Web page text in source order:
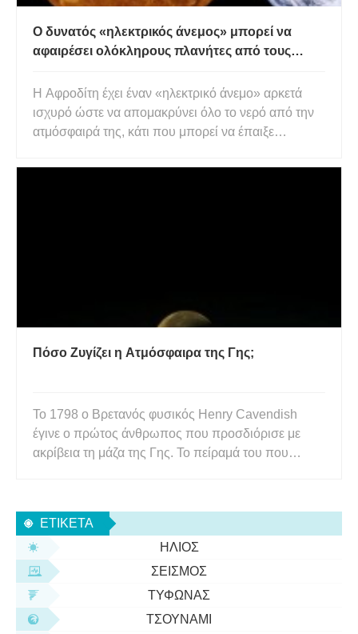
Ο δυνατός «ηλεκτρικός άνεμος» μπορεί να
αφαιρέσει ολόκληρους πλανήτες από τους
Η Αφροδίτη έχει έναν «ηλεκτρικό άνεμο» αρκετά
ισχυρό ώστε να απομακρύνει όλο το νερό από την
ατμόσφαιρά της, κάτι που μπορεί να έπαιξε
από τους ωκεανούς του. Είναι τόσο δυνατό που
Πόσο Ζυγίζει η Ατμόσφαιρα της Γης;
Το 1798 ο Βρετανός φυσικός Henry Cavendish
έγινε ο πρώτος άνθρωπος που προσδιόρισε με
ακρίβεια τη μάζα της Γης. Το πείραμά του που
βαρύτητας που προτάθηκε για πρώτη φορά από τον
Ισαάκ Νεύτωνα το 1687. Ε
ΕΤΙΚΈΤΑ
ΉΛΙΟΣ
ΣΕΙΣΜΌΣ
ΤΥΦΏΝΑΣ
ΤΣΟΥΝΆΜΙ